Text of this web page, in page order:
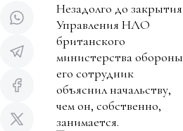
Незадолго до закрытия
Управления НЛО
британского
министерства обороны
его сотрудник
объяснил начальству,
чем он, собственно,
занимается.